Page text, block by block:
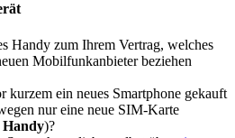
Handy zum Ihrem Vertrag, welches
Mobilfunkanbieter beziehen
kurzem ein neues Smartphone gekauft
nur eine neue SIM-Karte
Handy)?